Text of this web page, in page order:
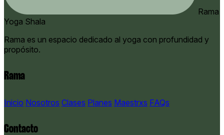
Rama
Yoga Shala
Rama es un espacio dedicado al yoga con profundidad y
propósito.
Rama
Inicio Nosotros Clases Planes Maestrxs FAQs
Contacto